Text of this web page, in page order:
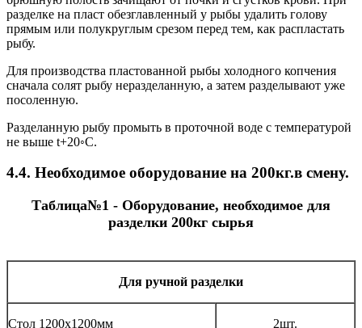
разделке на пласт обезглавленный у рыбы удалить голову
прямым или полукруглым срезом перед тем, как распластать
рыбу.
Для производства пластованной рыбы холодного копчения
сначала солят рыбу неразделанную, а затем разделывают уже
посоленную.
Разделанную рыбу промыть в проточной воде с температурой
не выше t+20◦С.
4.4. Необходимое оборудование на 200кг.в смену.
Таблица№1 - Оборудование, необходимое для
разделки 200кг сырья
Для ручной разделки
Стол 1200х1200мм 2шт.